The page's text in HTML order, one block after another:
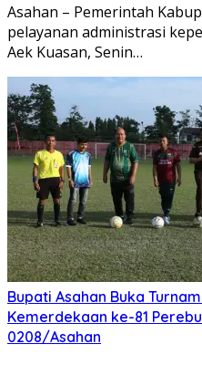
Asahan – Pemerintah
pelayanan administrasi
Aek Kuasan, Senin…
Bupati Asahan Buka
Kemerdekaan ke-81
0208/Asahan